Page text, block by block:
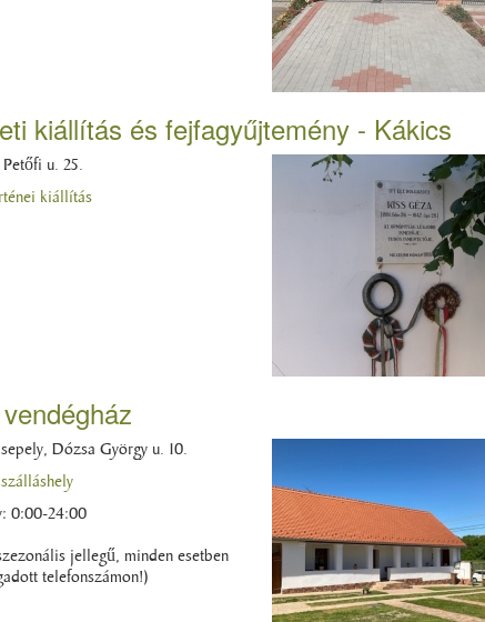
kiállítás és fejfagyűjtemény - Kákics
u. 25.
kiállítás
Dózsa György u. 10.
0:00-24:00
jellegű, minden esetben
telefonszámon!)